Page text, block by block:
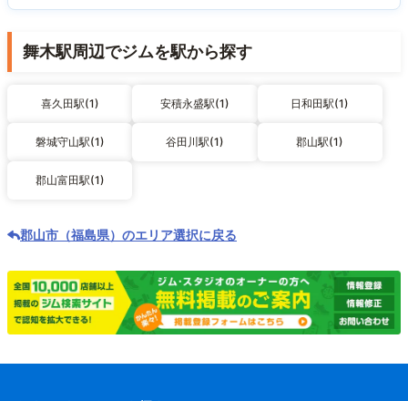
舞木駅周辺でジムを駅から探す
喜久田駅(1) 安積永盛駅(1) 日和田駅(1)
磐城守山駅(1) 谷田川駅(1) 郡山駅(1)
郡山富田駅(1)
郡山市（福島県）のエリア選択に戻る